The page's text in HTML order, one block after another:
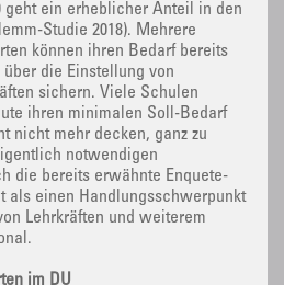
geht ein erheblicher Anteil in den
Studie 2018). Mehrere
können ihren Bedarf bereits
die Einstellung von
sichern. Viele Schulen
ihren minimalen Soll-Bedarf
nicht mehr decken, ganz zu
notwendigen
die bereits erwähnte Enquete-
als einen Handlungsschwerpunkt
Lehrkräften und weiterem
im DU